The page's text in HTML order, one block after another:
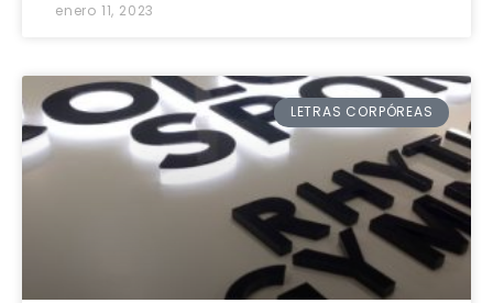
enero 11, 2023
LETRAS CORPÓREAS